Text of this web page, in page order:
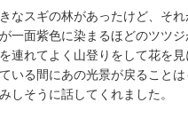
なスギの林があったけど、そ
一面紫色に染まるほどのツツジ
連れてよく山登りをして花を見
いる間にあの光景が戻ることは
しそうに話してくれました。